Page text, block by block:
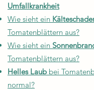
Umfallkrankheit
Wie sieht ein
Tomatenblättern aus?
Wie sieht ein
Tomatenblättern aus?
Helles Laub bei
normal?